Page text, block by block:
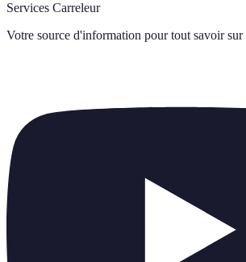
Services Carreleur
Votre source d'information pour tout savoir sur